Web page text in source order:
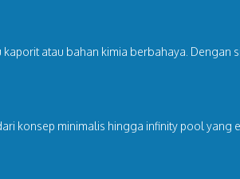
atau bahan kimia berbahaya.
konsep minimalis hingga infinity pool